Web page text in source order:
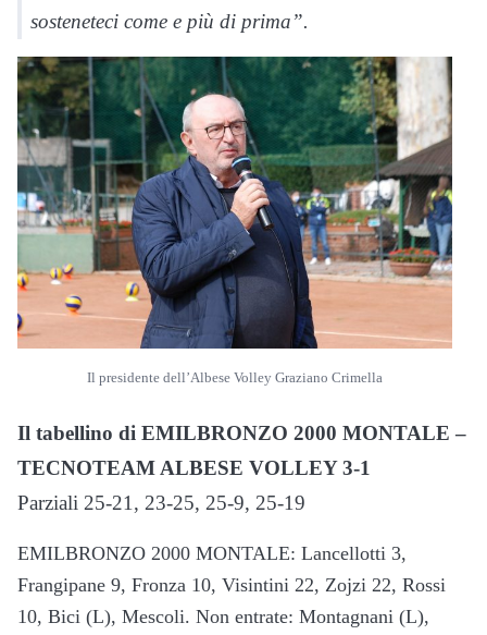
sosteneteci come e più di prima”.
Il presidente dell’Albese Volley Graziano Crimella
Il tabellino di EMILBRONZO 2000 MONTALE –
TECNOTEAM ALBESE VOLLEY 3-1
Parziali 25-21, 23-25, 25-9, 25-19
EMILBRONZO 2000 MONTALE: Lancellotti 3,
Frangipane 9, Fronza 10, Visintini 22, Zojzi 22, Rossi
10, Bici (L), Mescoli. Non entrate: Montagnani (L),